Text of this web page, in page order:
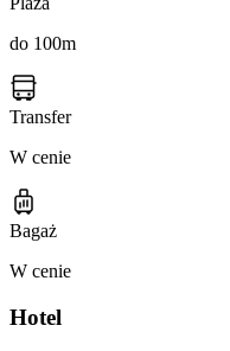
do 100m
Transfer
W cenie
Bagaż
W cenie
Hotel